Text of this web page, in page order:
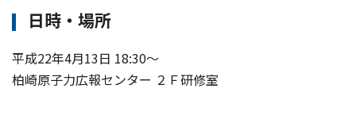
日時・場所
平成22年4月13日 18:30〜
柏崎原子力広報センター ２Ｆ研修室